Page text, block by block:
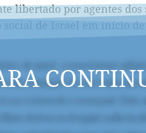
libertado por agentes
social de Israel em início